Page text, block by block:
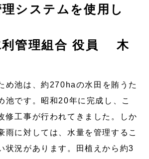
理システムを使用し
管理組合 役員 木
め池は、約270haの水田を賄うた
池です。昭和20年に完成し、こ
修工事が行われてきました。しか
雨に対しては、水量を管理するこ
状況があります。田植えから約3